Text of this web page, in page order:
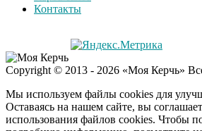
отожгла! Видео не
оставит равнодушным
Влюбленных на глазах
у друзей утонул
мужчина
Контакты
Copyright © 2013 - 2026 «Моя Керчь»
Мы используем файлы cookies для
Оставаясь на нашем сайте, вы
использования файлов cookies. Чтобы